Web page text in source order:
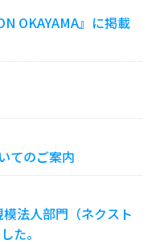
OKAYAMA』に掲載
てのご案内
模法人部門（ネクスト
た。